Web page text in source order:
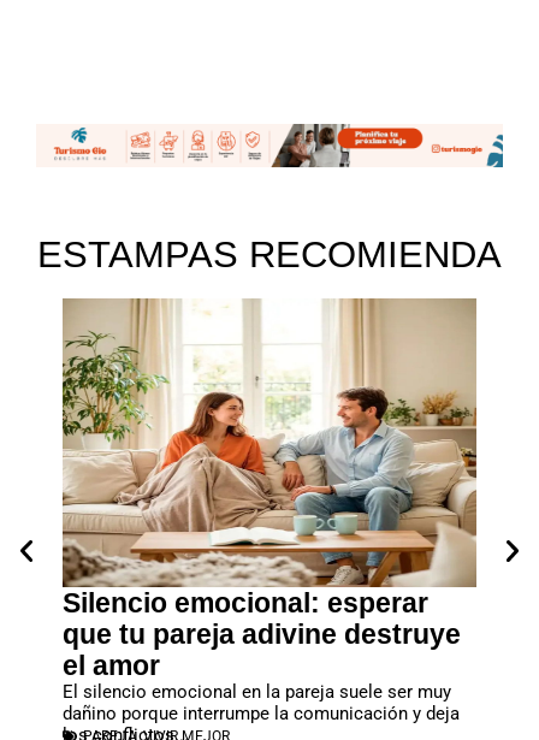
ESTAMPAS RECOMIENDA
Silencio emocional: esperar
que tu pareja adivine destruye
el amor
El silencio emocional en la pareja suele ser muy
dañino porque interrumpe la comunicación y deja
los conflictos...
PAREJA,VIVIR MEJOR